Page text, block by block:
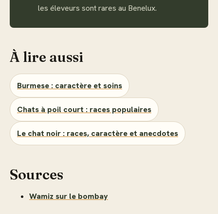
les éleveurs sont rares au Benelux.
À lire aussi
Burmese : caractère et soins
Chats à poil court : races populaires
Le chat noir : races, caractère et anecdotes
Sources
Wamiz sur le bombay